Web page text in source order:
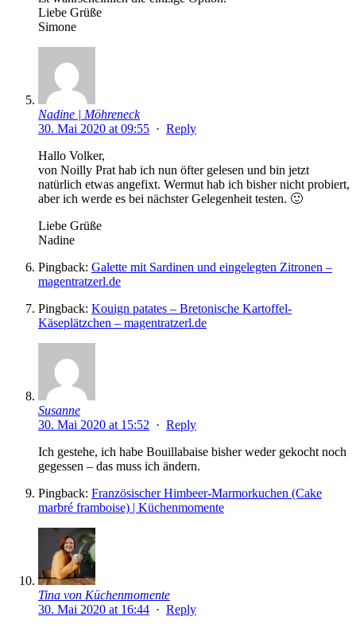
Liebe Grüße
Simone
Nadine | Möhreneck
30. Mai 2020 at 09:55 · Reply
Hallo Volker,
von Noilly Prat hab ich nun öfter gelesen und bin jetzt
natürlich etwas angefixt. Wermut hab ich bisher nicht probiert,
aber ich werde es bei nächster Gelegenheit testen. 🙂
Liebe Grüße
Nadine
Pingback: Galette mit Sardinen und eingelegten Zitronen –
magentratzerl.de
Pingback: Kouign patates – Bretonische Kartoffel-
Käseplätzchen – magentratzerl.de
Susanne
30. Mai 2020 at 15:52 · Reply
Ich gestehe, ich habe Bouillabaise bisher weder gekocht noch
gegessen – das muss ich ändern.
Pingback: Französischer Himbeer-Marmorkuchen (Cake
marbré framboise) | Küchenmomente
Tina von Küchenmomente
30. Mai 2020 at 16:44 · Reply